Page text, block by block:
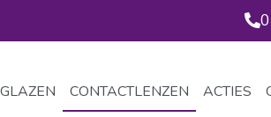
CONTACTLENZEN ACTIES